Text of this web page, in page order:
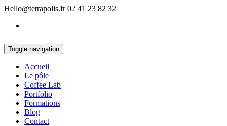
Hello@tetrapolis.fr 02 41 23 82 32
Toggle navigation
Accueil
Le pôle
Coffee Lab
Portfolio
Formations
Blog
Contact